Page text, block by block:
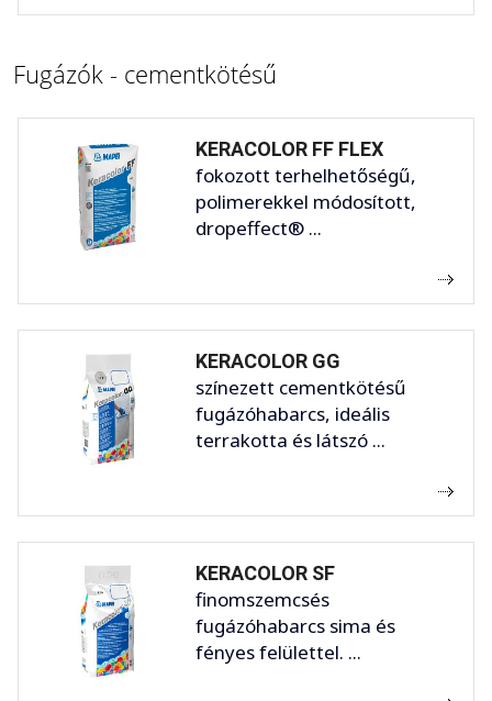
Fugázók - cementkötésű
KERACOLOR FF FLEX
fokozott terhelhetőségű,
polimerekkel módosított,
dropeffect® ...
KERACOLOR GG
színezett cementkötésű
fugázóhabarcs, ideális
terrakotta és látszó ...
KERACOLOR SF
finomszemcsés
fugázóhabarcs sima és
fényes felülettel. ...